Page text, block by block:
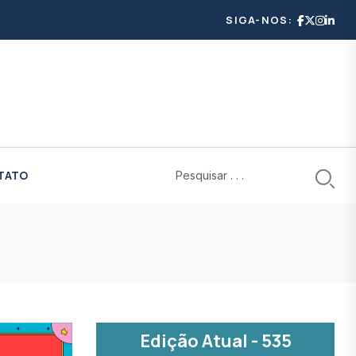
SIGA-NOS:
Edição Atual - 535